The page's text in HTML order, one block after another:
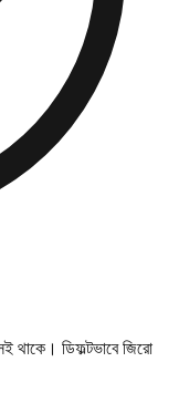
থাকে। ডিফল্টভাবে জিরো